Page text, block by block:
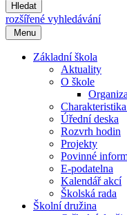
Hledat
rozšířené vyhledávání
Menu
Základní škola
Aktuality
O škole
Úřední deska
Rozvrh hodin
Projekty
Povinné
E-podatelna
Kalendář akcí
Školská rada
Školní družina